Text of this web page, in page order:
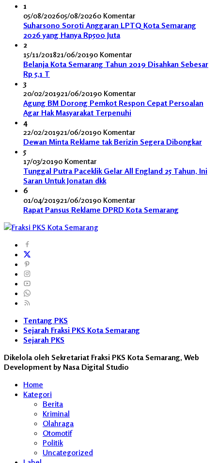
1
05/08/202605/08/20260 Komentar
Suharsono Soroti Anggaran LPTQ Kota Semarang
2026 yang Hanya Rp500 Juta
2
15/11/201821/06/20190 Komentar
Belanja Kota Semarang Tahun 2019 Disahkan Sebesar
Rp 5,1 T
3
20/02/201921/06/20190 Komentar
Agung BM Dorong Pemkot Respon Cepat Persoalan
Agar Hak Masyarakat Terpenuhi
4
22/02/201921/06/20190 Komentar
Dewan Minta Reklame tak Berizin Segera Dibongkar
5
17/03/20190 Komentar
Tunggal Putra Paceklik Gelar All England 25 Tahun, Ini
Saran Untuk Jonatan dkk
6
01/04/201921/06/20190 Komentar
Rapat Pansus Reklame DPRD Kota Semarang
Tentang PKS
Sejarah Fraksi PKS Kota Semarang
Sejarah PKS
Dikelola oleh Sekretariat Fraksi PKS Kota Semarang, Web
Development by Nasa Digital Studio
Home
Kategori
Berita
Kriminal
Olahraga
Otomotif
Politik
Uncategorized